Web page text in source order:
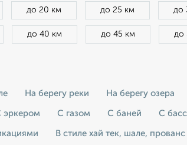
до 20 км до 25 км до
до 40 км до 45 км до
На берегу реки На берегу озера
эркером С газом С баней С
В стиле хай тек, шале,